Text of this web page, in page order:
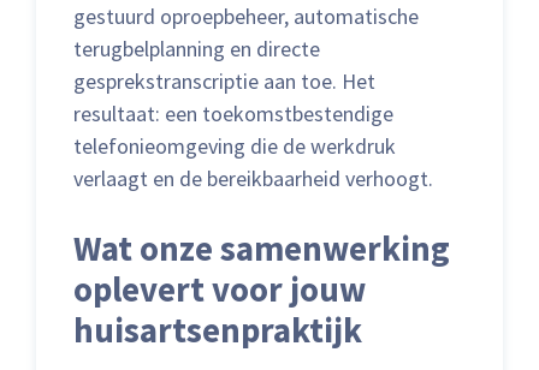
gestuurd oproepbeheer, automatische
terugbelplanning en directe
gesprekstranscriptie aan toe. Het
resultaat: een toekomstbestendige
telefonieomgeving die de werkdruk
verlaagt en de bereikbaarheid verhoogt.
Wat onze samenwerking
oplevert voor jouw
huisartsenpraktijk